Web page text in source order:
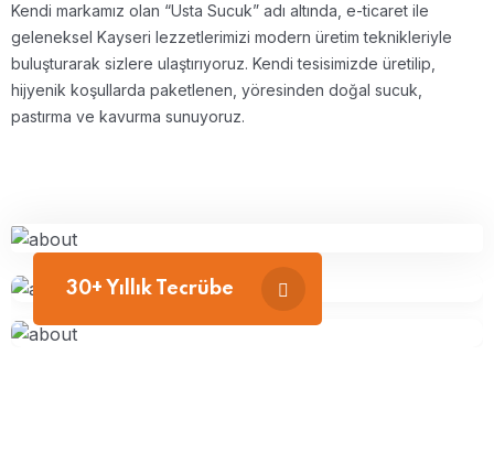
Kendi markamız olan “Usta Sucuk” adı altında, e-ticaret ile
geleneksel Kayseri lezzetlerimizi modern üretim teknikleriyle
buluşturarak sizlere ulaştırıyoruz. Kendi tesisimizde üretilip,
hijyenik koşullarda paketlenen, yöresinden doğal sucuk,
pastırma ve kavurma sunuyoruz.
30+ Yıllık Tecrübe